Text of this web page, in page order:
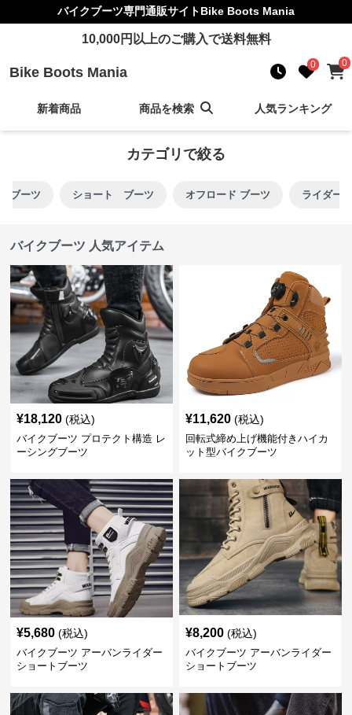
バイクブーツ専門通販サイトBike Boots Mania
10,000円以上のご購入で送料無料
Bike Boots Mania 0 0
新着商品 商品を検索 人気ランキング
カテゴリで絞る
ブーツ ショート ブーツ オフロード ブーツ ライダー
バイクブーツ 人気アイテム
¥18,120 (税込)
バイクブーツ プロテクト構造 レ
ーシングブーツ
¥11,620 (税込)
回転式締め上げ機能付きハイカ
ット型バイクブーツ
¥5,680 (税込)
バイクブーツ アーバンライダー
ショートブーツ
¥8,200 (税込)
バイクブーツ アーバンライダー
ショートブーツ